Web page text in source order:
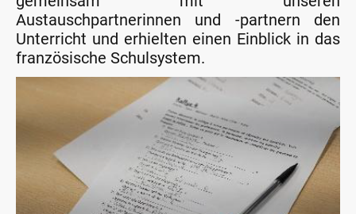
Austauschpartnerinnen und -partnern den
Unterricht und erhielten einen Einblick in das
französische Schulsystem.